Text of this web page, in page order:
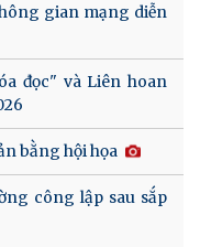
gian mạng diễn
đọc" và Liên hoan
bằng hội họa
công lập sau sắp